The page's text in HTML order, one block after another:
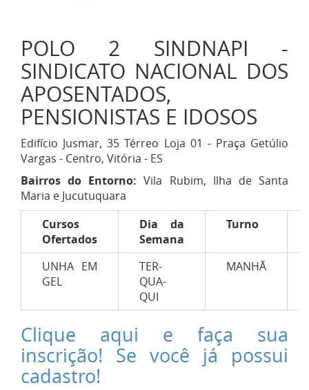
POLO 2 SINDNAPI -
SINDICATO NACIONAL DOS
APOSENTADOS,
PENSIONISTAS E IDOSOS
Edifício Jusmar, 35 Térreo Loja 01 - Praça Getúlio
Vargas - Centro, Vitória - ES
Bairros do Entorno: Vila Rubim, Ilha de Santa
Maria e Jucutuquara
Cursos
Ofertados
Dia da
Semana
Turno
UNHA EM
GEL
TER-
QUA-
QUI
MANHÃ
Clique aqui e faça sua
inscrição! Se você já possui
cadastro!